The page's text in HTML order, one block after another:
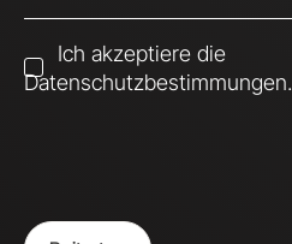
Ich akzeptiere die
Datenschutzbestimmungen.